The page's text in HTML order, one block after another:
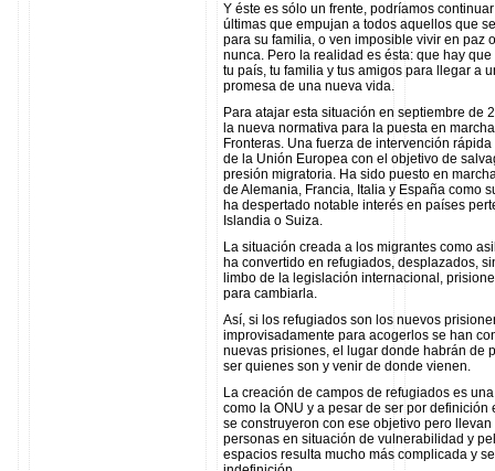
Y éste es sólo un frente, podríamos
últimas que empujan a todos aquellos que
para su familia, o ven imposible vivir en paz
nunca. Pero la realidad es ésta: que hay
tu país, tu familia y tus amigos para llegar a
promesa de una nueva vida.
Para atajar esta situación en septiembre
la nueva normativa para la puesta en
Fronteras. Una fuerza de intervención
de la Unión Europea con el objetivo de
presión migratoria. Ha sido puesto en
de Alemania, Francia, Italia y España como
ha despertado notable interés en países
Islandia o Suiza.
La situación creada a los migrantes como
ha convertido en refugiados, desplazados,
limbo de la legislación internacional,
para cambiarla.
Así, si los refugiados son los nuevos
improvisadamente para acogerlos se han
nuevas prisiones, el lugar donde habrán de
ser quienes son y venir de donde vienen.
La creación de campos de refugiados es
como la ONU y a pesar de ser por
se construyeron con ese objetivo pero
personas en situación de vulnerabilidad y
espacios resulta mucho más complicada y